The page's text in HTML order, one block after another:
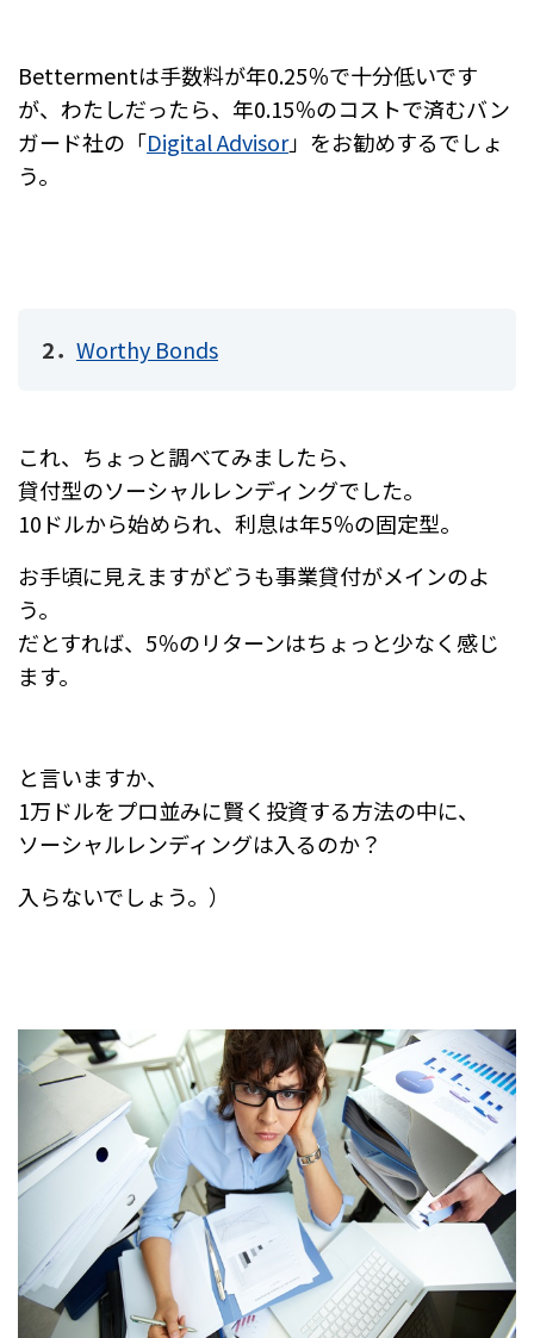
Bettermentは手数料が年0.25％で十分低いです
が、わたしだったら、年0.15％のコストで済むバン
ガード社の「Digital Advisor」をお勧めするでしょ
う。
2． Worthy Bonds
これ、ちょっと調べてみましたら、
貸付型のソーシャルレンディングでした。
10ドルから始められ、利息は年5％の固定型。
お手頃に見えますがどうも事業貸付がメインのよ
う。
だとすれば、5％のリターンはちょっと少なく感じ
ます。
と言いますか、
1万ドルをプロ並みに賢く投資する方法の中に、
ソーシャルレンディングは入るのか？
入らないでしょう。）